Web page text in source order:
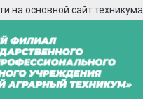
на основной сайт техникума